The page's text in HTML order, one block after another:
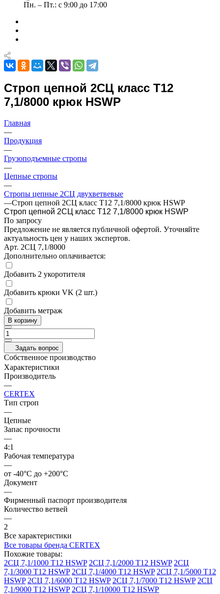
Пн. – Пт.: с 9:00 до 17:00
Строп цепной 2СЦ класс Т12
7,1/8000 крюк HSWP
Главная
—
Продукция
—
Грузоподъемные стропы
—
Цепные стропы
—
Стропы цепные 2СЦ двухветвевые
—Строп цепной 2СЦ класс Т12 7,1/8000 крюк HSWP
Строп цепной 2СЦ класс Т12 7,1/8000 крюк HSWP
По запросу
Предложение не является публичной офертой. Уточняйте
актуальность цен у наших экспертов.
Арт. 2СЦ 7,1/8000
Дополнительно оплачивается:
Добавить 2 укоротителя
Добавить крюки VK (2 шт.)
Добавить метраж
В корзину
Задать вопрос
Собственное производство
Характеристики
Производитель
—
CERTEX
Тип строп
—
Цепные
Запас прочности
—
4:1
Рабочая температура
—
от -40°C до +200°C
Документ
—
Фирменный паспорт производителя
Количество ветвей
—
2
Все характеристики
Все товары бренда CERTEX
Похожие товары:
2СЦ 7,1/1000 Т12 HSWP 2СЦ 7,1/2000 Т12 HSWP 2СЦ
7,1/3000 Т12 HSWP 2СЦ 7,1/4000 Т12 HSWP 2СЦ 7,1/5000 Т12
HSWP 2СЦ 7,1/6000 Т12 HSWP 2СЦ 7,1/7000 Т12 HSWP 2СЦ
7,1/9000 Т12 HSWP 2СЦ 7,1/10000 Т12 HSWP